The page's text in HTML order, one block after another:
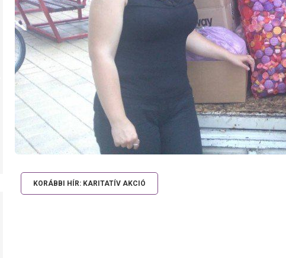
KORÁBBI HÍR: KARITATÍV AKCIÓ